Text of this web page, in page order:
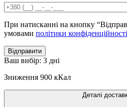
При натисканні на кнопку
умовами політики конфіденційності
Відправити
Ваш вибір: 3 дні
Зниження 900 кКал
Деталі